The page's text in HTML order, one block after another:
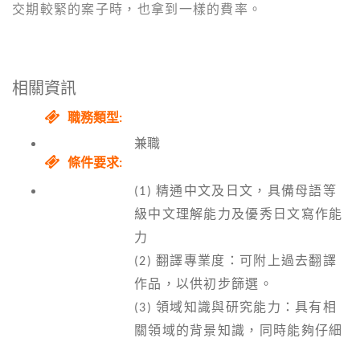
交期較緊的案子時，也拿到一樣的費率。
相關資訊
職務類型:
兼職
條件要求:
(1) 精通中文及日文，具備母語等
級中文理解能力及優秀日文寫作能
力
(2) 翻譯專業度：可附上過去翻譯
作品，以供初步篩選。
(3) 領域知識與研究能力：具有相
關領域的背景知識，同時能夠仔細